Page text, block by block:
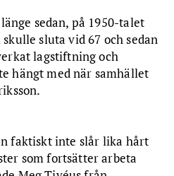
sedan, på 1950-talet
sluta vid 67 och sedan
lagstiftning och
hängt med när samhället
faktiskt inte slår lika hårt
som fortsätter arbeta